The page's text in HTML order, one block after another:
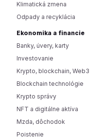
Klimatická zmena
Odpady a recyklácia
Ekonomika a financie
Banky, úvery, karty
Investovanie
Krypto, blockchain, Web3
Blockchain technológie
Krypto správy
NFT a digitálne aktíva
Mzda, dôchodok
Poistenie